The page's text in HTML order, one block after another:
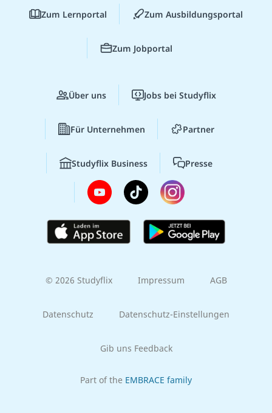
Zum Lernportal Zum Ausbildungsportal
Zum Jobportal
Über uns Jobs bei Studyflix
Für Unternehmen Partner
Studyflix Business Presse
© 2026 Studyflix Impressum AGB
Datenschutz Datenschutz-Einstellungen
Gib uns Feedback
Part of the EMBRACE family